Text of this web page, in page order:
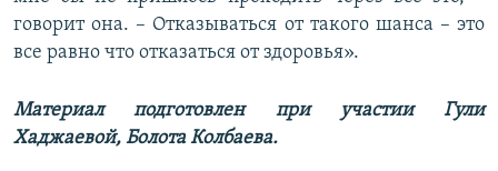
говорит она. – Отказываться от такого шанса – это
все равно что отказаться от здоровья».
Материал подготовлен при участии Гули
Хаджаевой, Болота Колбаева.